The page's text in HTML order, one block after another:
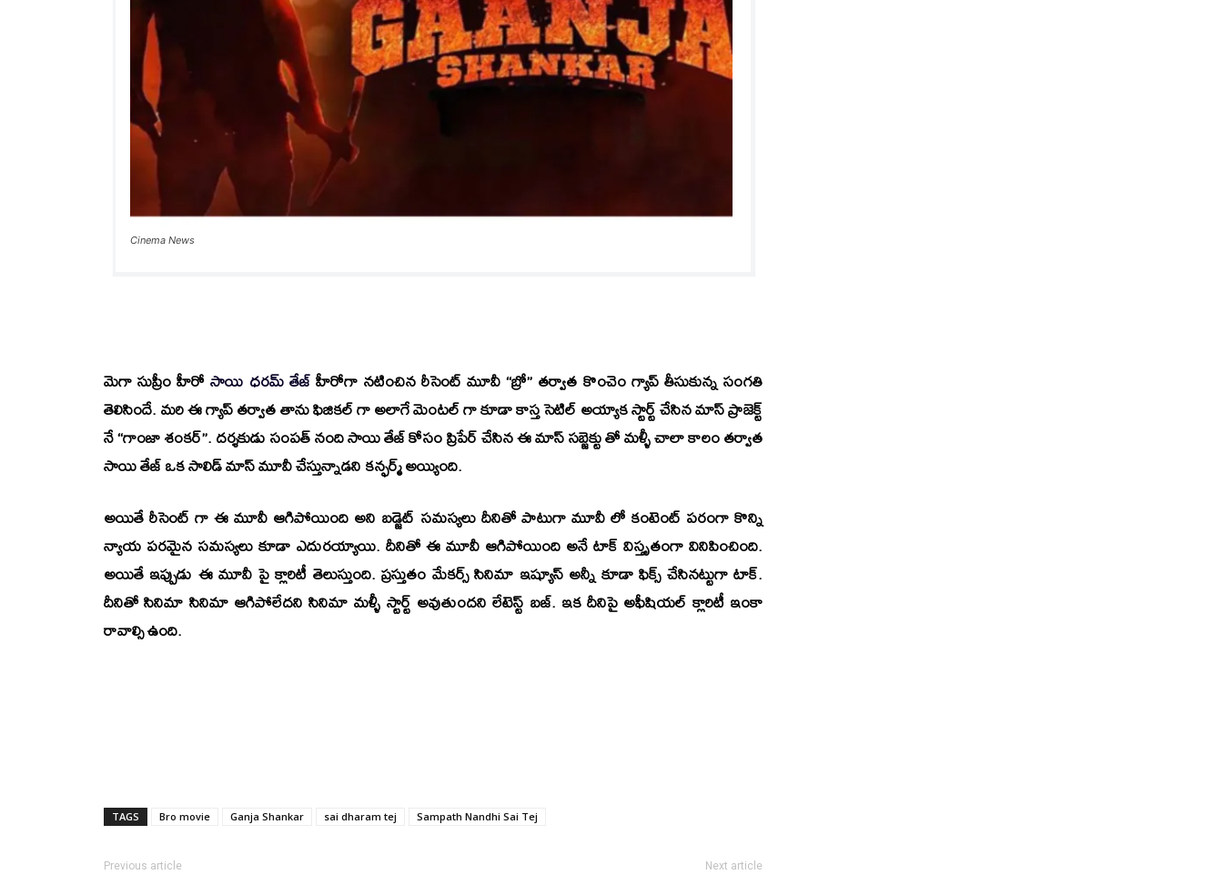
Cinema News
మెగా సుప్రీం హీరోసాయి ధరమ్ తేజ్హీరోగా నటించిన రీసెంట్ మూవీ“బ్రో” తర్వాత కొంచెం గ్యాప్ తీసుకున్న సంగతి
తెలిసిందే. మరి ఈ గ్యాప్ తర్వాత తాను ఫిజికల్ గా అలాగే మెంటల్ గా కూడా కాస్త సెటిల్ అయ్యాక స్టార్ట్ చేసిన మాస్ ప్రాజెక్ట్
నే“గాంజా శంకర్”.దర్శకుడుసంపత్ నంది సాయి తేజ్కోసం ప్రిపేర్ చేసిన ఈ మాస్ సబ్జెక్టు తో మళ్ళీ చాలా కాలం తర్వాత
సాయి తేజ్ఒక సాలిడ్ మాస్ మూవీ చేస్తున్నాడని కన్ఫర్మ్ అయ్యింది.
అయితే రీసెంట్ గా ఈ మూవీ ఆగిపోయింది అని బడ్జెట్ సమస్యలు దీనితో పాటుగా మూవీ లో కంటెంట్ పరంగా కొన్ని
న్యాయ పరమైన సమస్యలు కూడా ఎదురయ్యాయి. దీనితో ఈ మూవీ ఆగిపోయింది అనే టాక్ విస్తృతంగా వినిపించింది.
అయితే ఇప్పుడు ఈ మూవీ పై క్లారిటీ తెలుస్తుంది. ప్రస్తుతం మేకర్స్ సినిమా ఇష్యూస్ అన్నీ కూడా ఫిక్స్ చేసినట్టుగా టాక్.
దీనితో సినిమా సినిమా ఆగిపోలేదని సినిమా మళ్ళీ స్టార్ట్ అవుతుందని లేటెస్ట్ బజ్. ఇక దీనిపై అఫీషియల్ క్లారిటీ ఇంకా
రావాల్సి ఉంది.
TAGS Bro movie Ganja Shankar sai dharam tej Sampath Nandhi Sai Tej
Previous article Next article